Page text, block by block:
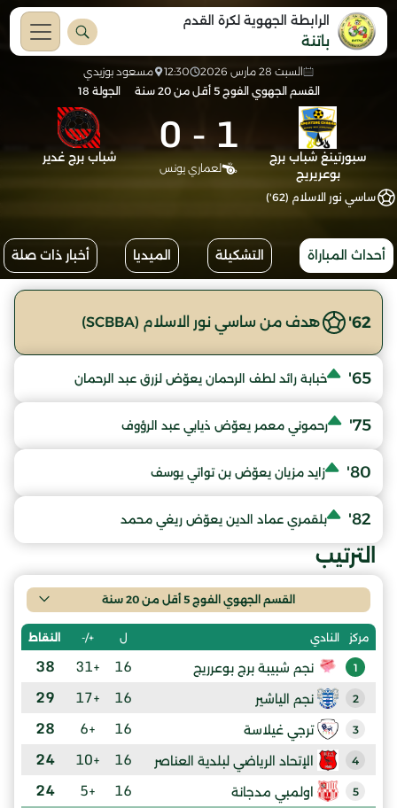
الرابطة الجهوية لكرة القدم
باتنة
السبت 28 مارس 2026 12:30
مسعود بوزيدي
القسم الجهوي الفوج 5 أقل من 20 سنة
الجولة 18
سبورتينغ شباب برج
بوعريريج
1
-
0
لعماري يونس
شباب برج غدير
ساسي نور الاسلام (62')
أحداث المباراة التشكيلة الميديا أخبار ذات صلة
62' هدف من ساسي نور الاسلام (SCBBA)
65' خبابة رائد لطف الرحمان يعوّض لزرق عبد الرحمان
75' رحموني معمر يعوّض ذيابي عبد الرؤوف
80' زايد مزيان يعوّض بن تواتي يوسف
82' بلقمري عماد الدين يعوّض ريغي محمد
الترتيب
القسم الجهوي الفوج 5 أقل من 20 سنة
مركز النادي ل +/- النقاط
1 نجم شبيبة برج بوعرريج 16
+31
38
2 نجم الياشير 16
+17
29
3 ترجي غيلاسة 16
+6
28
4 الإتحاد الرياضي لبلدية العناصر 16
+10
24
5 اولمبي مدجانة 16
+5
24